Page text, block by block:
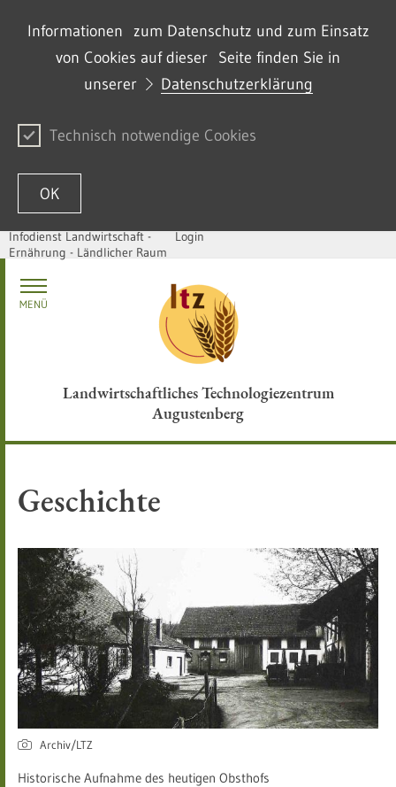
Informationen zum Datenschutz und zum Einsatz
von Cookies auf dieser Seite finden Sie in
unserer
Datenschutzerklärung
Technisch notwendige Cookies
OK
Passer au contenu
Infodienst Landwirtschaft -
Ernährung - Ländlicher Raum
Login
Landwirtschaftliches Technologiezentrum
Augustenberg
MENÜ
Geschichte
Archiv/LTZ
Historische Aufnahme des heutigen Obsthofs